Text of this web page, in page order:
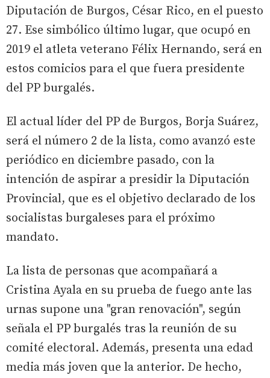
Diputación de Burgos, César Rico, en el puesto
27. Ese simbólico último lugar, que ocupó en
2019 el atleta veterano Félix Hernando, será en
estos comicios para el que fuera presidente
del PP burgalés.
El actual líder del PP de Burgos, Borja Suárez,
será el número 2 de la lista, como avanzó este
periódico en diciembre pasado, con la
intención de aspirar a presidir la Diputación
Provincial, que es el objetivo declarado de los
socialistas burgaleses para el próximo
mandato.
La lista de personas que acompañará a
Cristina Ayala en su prueba de fuego ante las
urnas supone una "gran renovación", según
señala el PP burgalés tras la reunión de su
comité electoral. Además, presenta una edad
media más joven que la anterior. De hecho,